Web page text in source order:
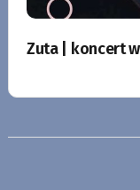
Zuta | koncert